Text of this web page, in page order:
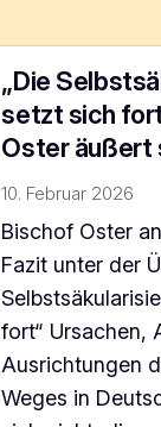
„Die
setzt sich
Oster äußert
10. Februar 2026
Bischof Oster
Fazit unter der
fort“ Ursachen,
Ausrichtungen
Weges in